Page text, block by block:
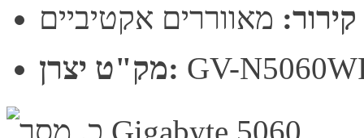
קירור: מאווררים אקטיביים
מק"ט יצרן: GV-